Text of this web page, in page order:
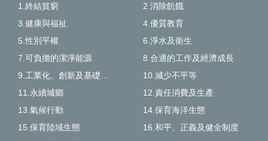
1.終結貧窮
2.消除飢餓
3.健康與福祉
4.優質教育
5.性別平權
6.淨水及衛生
7.可負擔的潔淨能源
8.合適的工作及經濟成長
10.減少不平等
11.永續城鄉
12.責任消費及生產
13.氣候行動
14.保育海洋生態
15.保育陸域生態
16.和平、正義及健全制度